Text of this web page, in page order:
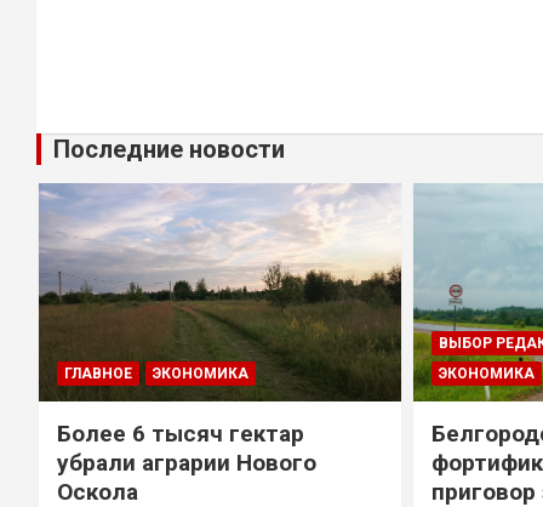
Последние новости
ГЛАВНОЕ ЭКОНОМИКА
Более 6 тысяч гектар
убрали аграрии Нового
Оскола
ВЫБОР
ЭКОНОМИКА